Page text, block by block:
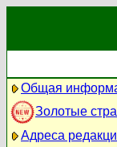
Общая
Золотые
Адреса